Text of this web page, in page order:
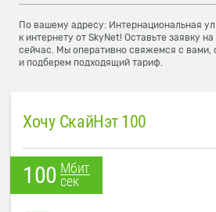
По вашему адресу: Интернациональная
к интернету от SkyNet! Оставьте заявку
сейчас. Мы оперативно свяжемся с вами,
и подберем подходящий тариф.
Хочу СкайНэт 100
100 Мбит
сек